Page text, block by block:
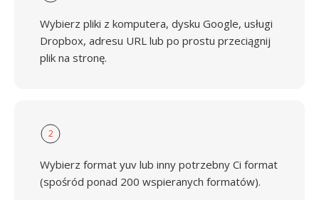
Wybierz pliki z komputera, dysku Google, usługi
Dropbox, adresu URL lub po prostu przeciągnij
plik na stronę.
2
Wybierz format yuv lub inny potrzebny Ci format
(spośród ponad 200 wspieranych formatów).